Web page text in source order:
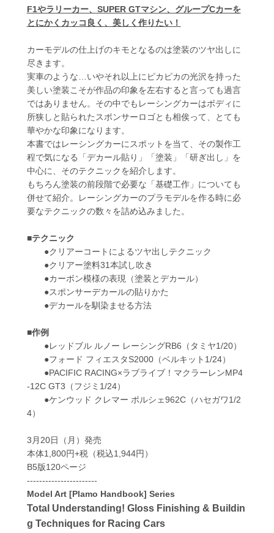
F1やラリーカー、SUPER GTマシン、グループCカーを
とにかくカッコ良く、美しく作りたい！
カーモデルの仕上げのキモとなるのは塗装のツヤ出しに
尽きます。
実車のような…いやそれ以上にピカピカの光沢を持った
美しい塗装こそが作品の印象を左右すると言っても過言
ではありません。その中でもレーシングカーはボディに
所狭しと貼られたスポンサーロゴとも相俟って、とても
華やかな印象になります。
本書ではレーシングカーにスポットを当て、その製作工
程で気になる「デカール貼り」「塗装」「研ぎ出し」を
中心に、そのテクニックを紹介します。
もちろん塗装の前段階で必要な「基礎工作」についても
併せて紹介。レーシングカーのプラモデルを作る時に必
要なテクニックの数々を詰め込みました。
■テクニック
●クリアーコートによるツヤ出しテクニック
●クリアー塗料31本試し吹き
●カーボン模様の表現（塗装とデカール）
●スポンサーデカールの貼りかた
●デカールを馴染ませる方法
■作例
●レッドブル ルノー レーシングRB6（タミヤ1/20）
●フォード フィエスタS2000（ベルキット1/24）
●PACIFIC RACING×ラブライブ！マクラーレンMP4
-12C GT3（フジミ1/24）
●ケンウッド クレマー ポルシェ962C（ハセガワ1/2
4）
3月20日（月）発売
本体1,800円+税（税込1,944円）
B5版120ページ
-----------------------
Model Art [Plamo Handbook] Series
Total Understanding! Gloss Finishing & Buildin
g Techniques for Racing Cars